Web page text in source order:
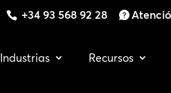
+34 93 568 92 28
Industrias Recursos